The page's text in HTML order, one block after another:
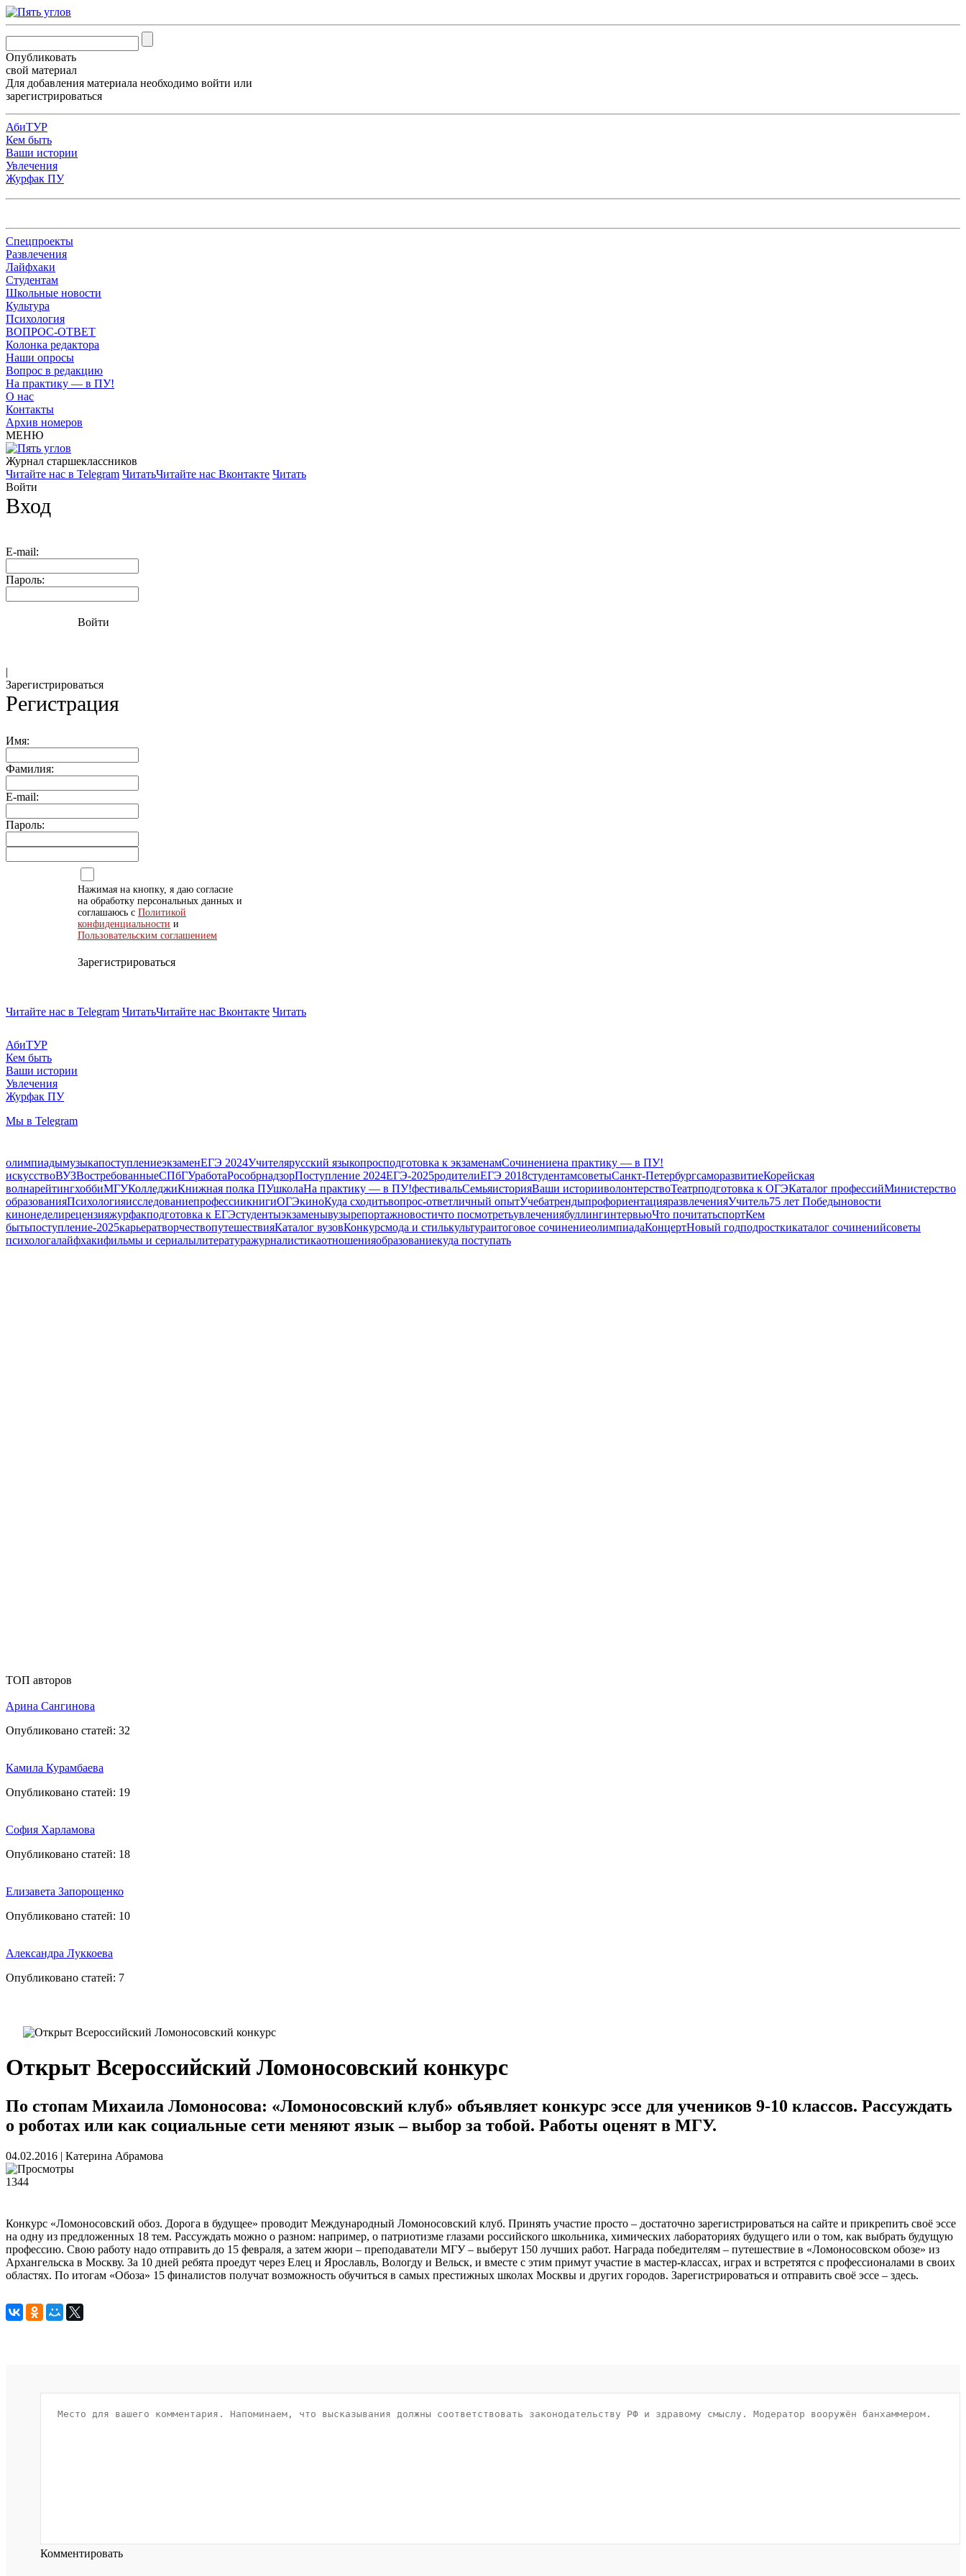
Опубликовать
свой материал
Для добавления материала необходимо войти или
зарегистрироваться
АбиТУР
Кем быть
Ваши истории
Увлечения
Журфак ПУ
Спецпроекты
Развлечения
Лайфхаки
Студентам
Школьные новости
Культура
Психология
ВОПРОС-ОТВЕТ
Колонка редактора
Наши опросы
Вопрос в редакцию
На практику — в ПУ!
О нас
Контакты
Архив номеров
МЕНЮ
Журнал старшекласcников
Читайте нас в Telegram ЧитатьЧитайте нас Вконтакте Читать
Войти
Вход
E-mail:
Пароль:
Войти
|
Зарегистрироваться
Регистрация
Имя:
Фамилия:
E-mail:
Пароль:
Нажимая на кнопку, я даю согласие
на обработку персональных данных и
соглашаюсь с Политикой
конфиденциальности и
Пользовательским соглашением
Зарегистрироваться
Читайте нас в Telegram ЧитатьЧитайте нас Вконтакте Читать
АбиТУР
Кем быть
Ваши истории
Увлечения
Журфак ПУ
Мы в Telegram
олимпиадымузыкапоступлениеэкзаменЕГЭ 2024Учителярусский языкопросподготовка к экзаменамСочинениена практику — в ПУ!
искусствоВУЗВостребованныеСПбГУработаРособрнадзорПоступление 2024ЕГЭ-2025родителиЕГЭ 2018студентамсоветыСанкт-ПетербургсаморазвитиеКорейская
волнарейтингхоббиМГУКолледжиКнижная полка ПУшколаНа практику — в ПУ!фестивальСемьяисторияВаши историиволонтерствоТеатрподготовка к ОГЭКаталог профессийМинистерство
образованияПсихологияисследованиепрофессиикнигиОГЭкиноКуда сходитьвопрос-ответличный опытУчебатрендыпрофориентацияразвлеченияУчитель75 лет Победыновости
кинонеделирецензияжурфакподготовка к ЕГЭстудентыэкзаменывузырепортажновостичто посмотретьувлечениябуллингинтервьюЧто почитатьспортКем
бытьпоступление-2025карьератворчествопутешествияКаталог вузовКонкурсмода и стилькультураитоговое сочинениеолимпиадаКонцертНовый годподросткикаталог сочиненийсоветы
психологалайфхакифильмы и сериалылитературажурналистикаотношенияобразованиекуда поступать
ТОП авторов
Арина Сангинова
Опубликовано статей: 32
Камила Курамбаева
Опубликовано статей: 19
София Харламова
Опубликовано статей: 18
Елизавета Запорощенко
Опубликовано статей: 10
Александра Луккоева
Опубликовано статей: 7
Открыт Всероссийский Ломоносовский конкурс
По стопам Михаила Ломоносова: «Ломоносовский клуб» объявляет конкурс эссе для учеников 9-10 классов. Рассуждать
о роботах или как социальные сети меняют язык – выбор за тобой. Работы оценят в МГУ.
04.02.2016 | Катерина Абрамова
1344
Конкурс «Ломоносовский обоз. Дорога в будущее» проводит Международный Ломоносовский клуб. Принять участие просто – достаточно зарегистрироваться на сайте и прикрепить своё эссе
на одну из предложенных 18 тем. Рассуждать можно о разном: например, о патриотизме глазами российского школьника, химических лабораториях будущего или о том, как выбрать будущую
профессию. Свою работу надо отправить до 15 февраля, а затем жюри – преподаватели МГУ – выберут 150 лучших работ. Награда победителям – путешествие в «Ломоносовском обозе» из
Архангельска в Москву. За 10 дней ребята проедут через Елец и Ярославль, Вологду и Вельск, и вместе с этим примут участие в мастер-классах, играх и встретятся с профессионалами в своих
областях. По итогам «Обоза» 15 финалистов получат возможность обучиться в самых престижных школах Москвы и других городов. Зарегистрироваться и отправить своё эссе – здесь.
Комментировать